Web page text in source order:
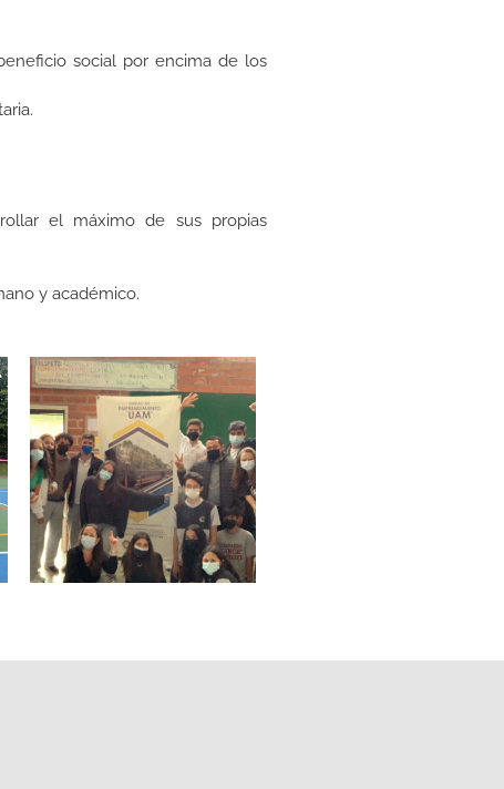
social por encima de los
el máximo de sus propias
y académico.